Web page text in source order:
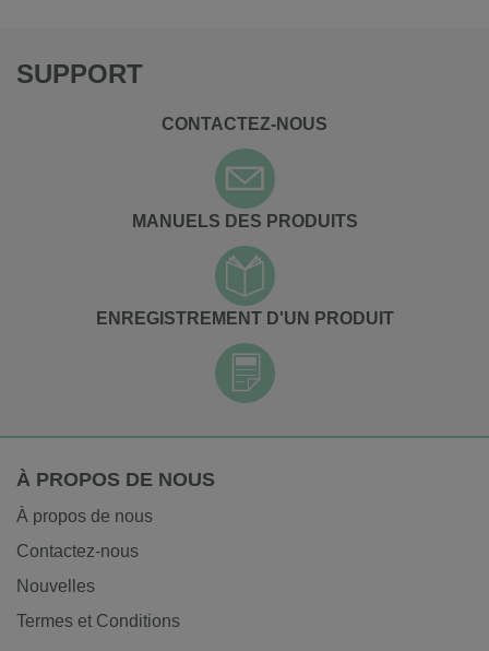
SUPPORT
CONTACTEZ-NOUS
MANUELS DES PRODUITS
ENREGISTREMENT D'UN PRODUIT
À PROPOS DE NOUS
À propos de nous
Contactez-nous
Nouvelles
Termes et Conditions